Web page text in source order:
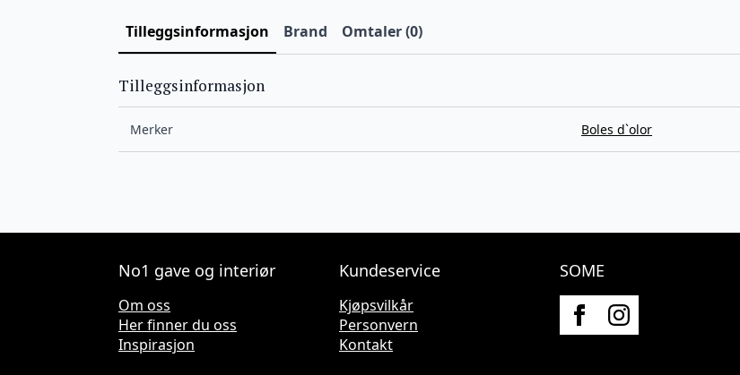
Tilleggsinformasjon Brand Omtaler (0)
Tilleggsinformasjon
Merker Boles d`olor
No1 gave og interiør
Om oss
Her finner du oss
Inspirasjon
Kundeservice
Kjøpsvilkår
Personvern
Kontakt
SOME